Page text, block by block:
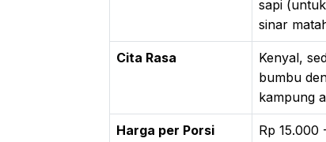
sapi
sinar
Cita Rasa
Kenyal,
bumbu
kampung
Harga per Porsi Rp 15.000